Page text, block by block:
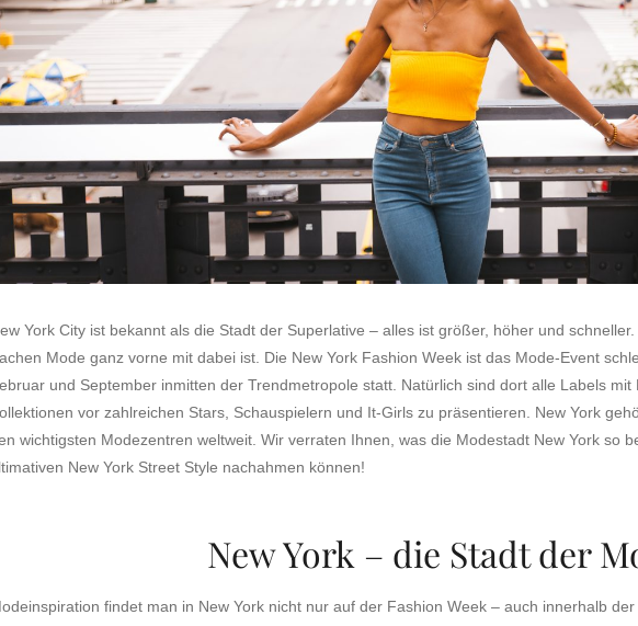
York City ist bekannt als die Stadt der Superlative – alles ist größer, höher und
Mode ganz vorne mit dabei ist. Die New York Fashion Week ist das Mode-Event
und September inmitten der Trendmetropole statt. Natürlich sind dort alle Labels
vor zahlreichen Stars, Schauspielern und It-Girls zu präsentieren. New York
wichtigsten Modezentren weltweit. Wir verraten Ihnen, was die Modestadt New York so
New York Street Style nachahmen können!
New York – die Stadt der
findet man in New York nicht nur auf der Fashion Week – auch innerhalb